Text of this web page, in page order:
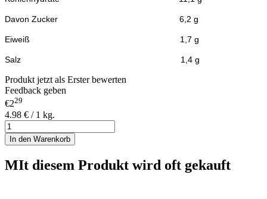
Davon Zucker 6,2 g
Eiweiß 1,7 g
Salz 1,4 g
Produkt jetzt als Erster bewerten
Feedback geben
€229
4.98 € / 1 kg.
In den Warenkorb
MIt diesem Produkt wird oft gekauft